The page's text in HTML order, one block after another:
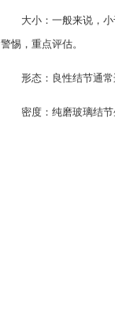
大小：一般来说，
警惕，重点评估。
形态：良性结节通
密度：纯磨玻璃结